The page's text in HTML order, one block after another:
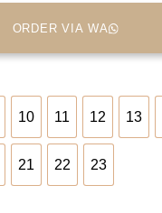
ORDER VIA WA
10
10
11
11
12
12
13
13
21
21
22
22
23
23